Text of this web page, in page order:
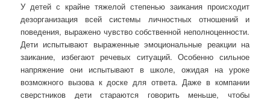
У детей с крайне тяжелой степенью заикания происходит
дезорганизация всей системы личностных отношений и
поведения, выражено чувство собственной неполноценности.
Дети испытывают выраженные эмоциональные реакции на
заикание, избегают речевых ситуаций. Особенно сильное
напряжение они испытывают в школе, ожидая на уроке
возможного вызова к доске для ответа. Даже в компании
сверстников дети стараются говорить меньше, чтобы